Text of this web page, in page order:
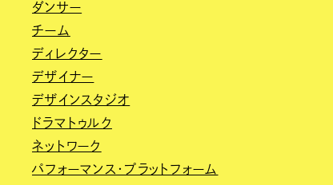
ダンサー
チーム
ディレクター
デザイナー
デザインスタジオ
ドラマトゥルク
ネットワーク
パフォーマンス・プラットフォーム